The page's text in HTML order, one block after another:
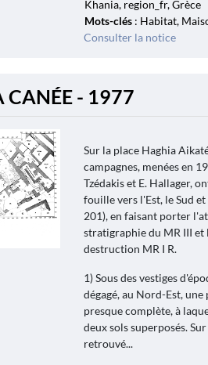
Khania, region_fr, Grèce
Mots-clés: Habitat,
Consulter la notice
CANÉE - 1977
Sur la place Haghia
campagnes, menées en
Tzédakis et E. Hallager,
fouille vers l'Est, le Sud
201), en faisant porter
stratigraphie du MR III et
destruction MR I R.
1) Sous des vestiges
dégagé, au Nord-Est, une
presque complète, à
deux sols superposés.
retrouvé...